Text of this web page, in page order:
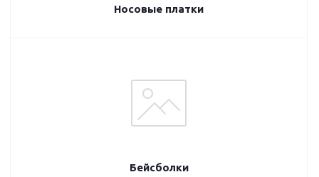
Носовые платки
Бейсболки